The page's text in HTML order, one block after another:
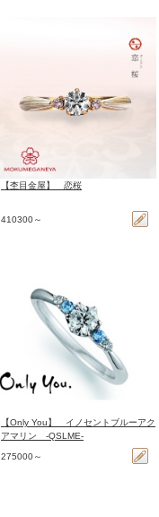
【杢目金屋】 恋桜
410300～
【Only You】 イノセントブルーアク
アマリン -QSLME-
275000～